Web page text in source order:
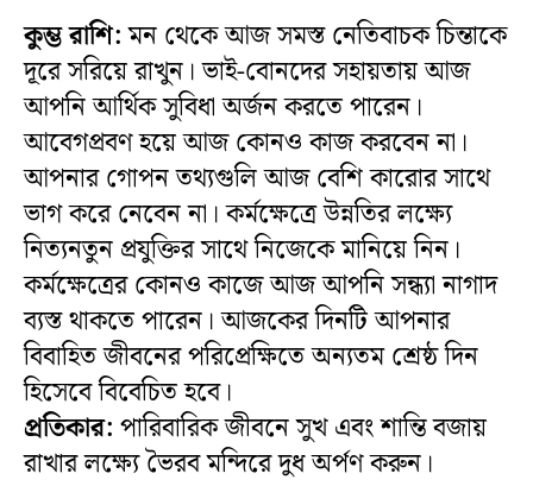
কুম্ভ রাশি:মন থেকে আজ সমস্ত নেতিবাচক চিন্তাকে
দূরে সরিয়ে রাখুন। ভাই-বোনদের সহায়তায় আজ
আপনি আর্থিক সুবিধা অর্জন করতে পারেন।
আবেগপ্রবণ হয়ে আজ কোনও কাজ করবেন না।
আপনার গোপন তথ্যগুলি আজ বেশি কারোর সাথে
ভাগ করে নেবেন না। কর্মক্ষেত্রে উন্নতির লক্ষ্যে
নিত্যনতুন প্রযুক্তির সাথে নিজেকে মানিয়ে নিন।
কর্মক্ষেত্রের কোনও কাজে আজ আপনি সন্ধ্যা নাগাদ
ব্যস্ত থাকতে পারেন। আজকের দিনটি আপনার
বিবাহিত জীবনের পরিপ্রেক্ষিতে অন্যতম শ্রেষ্ঠ দিন
হিসেবে বিবেচিত হবে।
প্রতিকার: পারিবারিক জীবনে সুখ এবং শান্তি বজায়
রাখার লক্ষ্যে ভৈরব মন্দিরে দুধ অর্পণ করুন।